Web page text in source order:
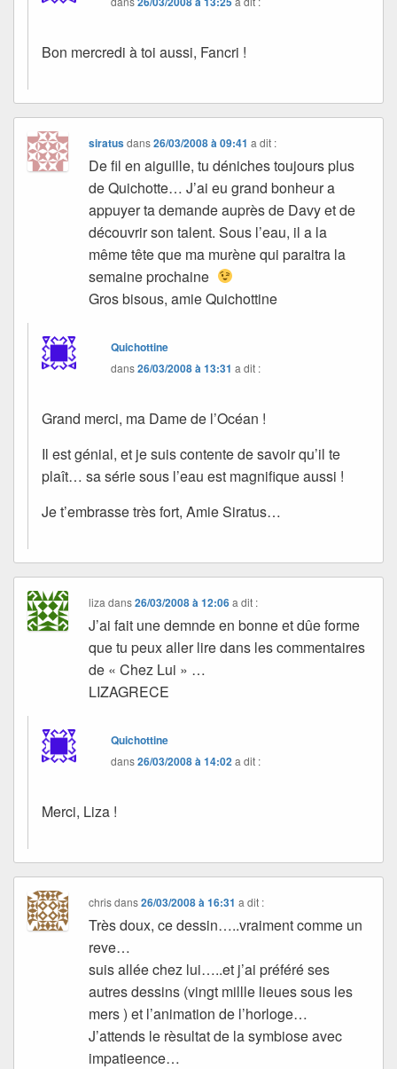
Bon mercredi à toi aussi, Fancri !
siratusdans26/03/2008 à 09:41 a dit :
De fil en aiguille, tu déniches toujours plus
de Quichotte… J’ai eu grand bonheur a
appuyer ta demande auprès de Davy et de
découvrir son talent. Sous l’eau, il a la
même tête que ma murène qui paraitra la
semaine prochaine
Gros bisous, amie Quichottine
Quichottine
dans26/03/2008 à 13:31 a dit :
Grand merci, ma Dame de l’Océan !
Il est génial, et je suis contente de savoir qu’il te
plaît… sa série sous l’eau est magnifique aussi !
Je t’embrasse très fort, Amie Siratus…
liza dans26/03/2008 à 12:06 a dit :
J’ai fait une demnde en bonne et dûe forme
que tu peux aller lire dans les commentaires
de « Chez Lui » …
LIZAGRECE
Quichottine
dans26/03/2008 à 14:02a dit :
Merci, Liza !
chrisdans26/03/2008 à 16:31 a dit :
Très doux, ce dessin…..vraiment comme un
reve…
suis allée chez lui…..et j’ai préféré ses
autres dessins (vingt millle lieues sous les
mers ) et l’animation de l’horloge…
J’attends le rèsultat de la symbiose avec
impatieence…